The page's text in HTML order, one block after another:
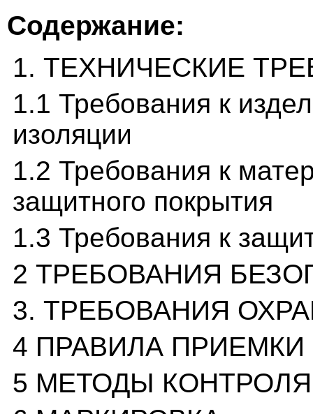
Содержание:
1. ТЕХНИЧЕСКИЕ
1.1 Требования к
изоляции
1.2 Требования к
защитного покрытия
1.3 Требования к
2 ТРЕБОВАНИЯ
3. ТРЕБОВАНИЯ
4 ПРАВИЛА ПРИЕМКИ
5 МЕТОДЫ КОНТРОЛЯ